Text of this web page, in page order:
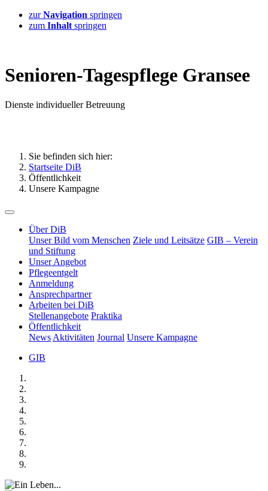
zurNavigation springen
zum Inhalt springen
Senioren-Tagespflege Gransee
Dienste individuellerBetreuung
Sie befinden sich hier:
Startseite DiB
Öffentlichkeit
Unsere Kampagne
Über DiB
Unser Bild vom Menschen Ziele und Leitsätze GIB – Verein
und Stiftung
Unser Angebot
Pflegeentgelt
Anmeldung
Ansprechpartner
Arbeiten bei DiB
Stellenangebote Praktika
Öffentlichkeit
News Aktivitäten Journal Unsere Kampagne
GIB